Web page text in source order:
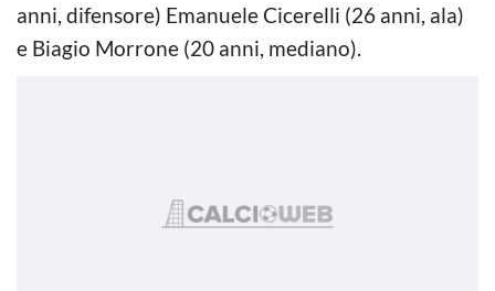
anni, difensore) Emanuele Cicerelli (26 anni, ala)
e Biagio Morrone (20 anni, mediano).